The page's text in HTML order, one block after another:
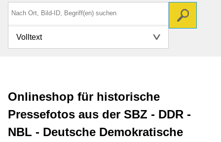
Volltext
Onlineshop für historische
Pressefotos aus der SBZ - DDR -
NBL - Deutsche Demokratische